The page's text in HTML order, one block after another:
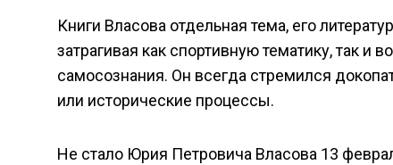
Книги Власова отдельная тема, его
затрагивая как спортивную тематику, так и
самосознания. Он всегда стремился
или исторические процессы.
Не стало Юрия Петровича Власова 13